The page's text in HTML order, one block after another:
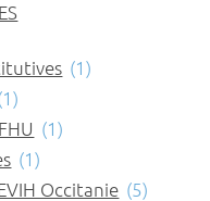
(1)
(1)
(1)
Occitanie (5)